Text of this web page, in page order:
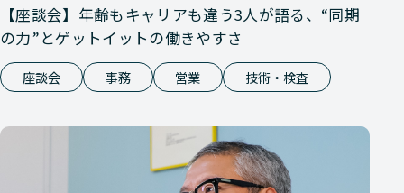
【座談会】年齢もキャリアも違う3人が語る、“同期
の力”とゲットイットの働きやすさ
座談会 事務 営業 技術・検査